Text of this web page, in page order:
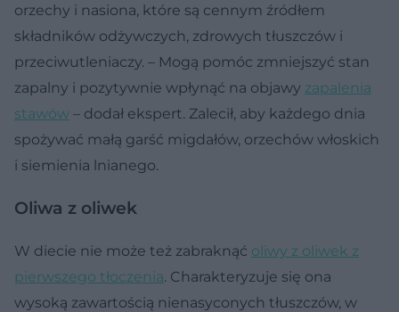
orzechy i nasiona, które są cennym źródłem
składników odżywczych, zdrowych tłuszczów i
przeciwutleniaczy. – Mogą pomóc zmniejszyć stan
zapalny i pozytywnie wpłynąć na objawy zapalenia
stawów – dodał ekspert. Zalecił, aby każdego dnia
spożywać małą garść migdałów, orzechów włoskich
i siemienia lnianego.
Oliwa z oliwek
W diecie nie może też zabraknąć oliwy z oliwek z
pierwszego tłoczenia. Charakteryzuje się ona
wysoką zawartością nienasyconych tłuszczów, w